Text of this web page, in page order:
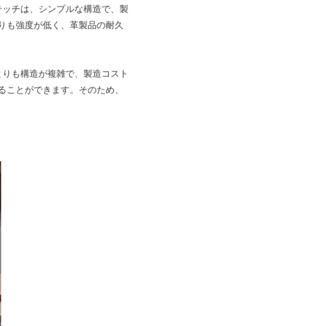
チは、シンプルな構造で、製
も強度が低く、革製品の耐久
も構造が複雑で、製造コスト
とができます。そのため、